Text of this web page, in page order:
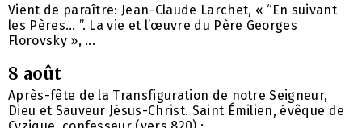
Vient de paraître: Jean-Claude Larchet, « “En suivant
les Pères… ”. La vie et l’œuvre du Père Georges
Florovsky », ...
8 août
Après-fête de la Transfiguration de notre Seigneur,
Dieu et Sauveur Jésus-Christ. Saint Émilien, évêque de